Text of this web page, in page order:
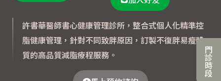
門
診
時
段
許書華醫師書心健康管理診所，整合式個人化精準控
脂健康管理，針對不同致胖原因，訂製不復胖易瘦體
質的高品質減脂療程服務。